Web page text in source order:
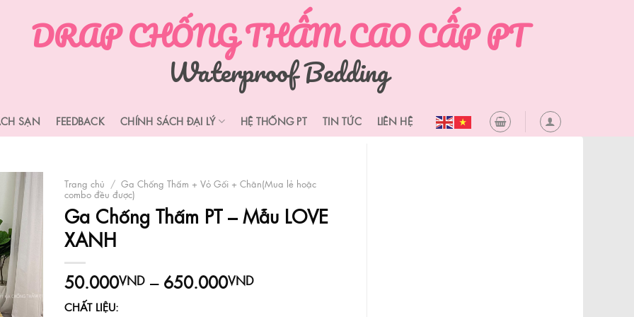
DRAP CHỐNG THẤM CAO CẤP PT
Waterproof Bedding
SẠN FEEDBACK CHÍNH SÁCH ĐẠI LÝ HỆ THỐNG PT TIN TỨC LIÊN HỆ
Trang chủ / Ga Chống Thấm + Vỏ Gối + Chăn(Mua lẻ hoặc
combo đều được)
Ga Chống Thấm PT – Mẫu LOVE
XANH
50.000VND – 650.000VNDKhoảng
CHẤT LIỆU: